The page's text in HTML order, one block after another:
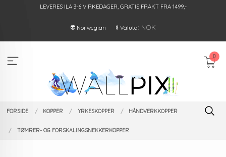
LEVERES ILA 3-6 VIRKEDAGER, GRATIS FRAKT FRA 1499,-
Norwegian Valuta: NOK
0
FORSIDE KOPPER YRKESKOPPER HÅNDVERKKOPPER
TØMRER- OG FORSKALINGSNEKKERKOPPER